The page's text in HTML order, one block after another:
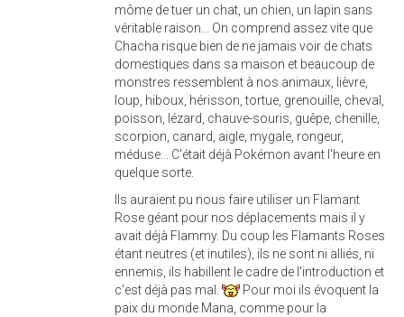
môme de tuer un chat, un chien, un lapin sans
véritable raison... On comprend assez vite que
Chacha risque bien de ne jamais voir de chats
domestiques dans sa maison et beaucoup de
monstres ressemblent à nos animaux, lièvre,
loup, hiboux, hérisson, tortue, grenouille, cheval,
poisson, lézard, chauve-souris, guêpe, chenille,
scorpion, canard, aigle, mygale, rongeur,
méduse... C'était déjà Pokémon avant l'heure en
quelque sorte.
Ils auraient pu nous faire utiliser un Flamant
Rose géant pour nos déplacements mais il y
avait déjà Flammy. Du coup les Flamants Roses
étant neutres (et inutiles), ils ne sont ni alliés, ni
ennemis, ils habillent le cadre de l'introduction et
c'est déjà pas mal.
Pour moi ils évoquent la
paix du monde Mana, comme pour la